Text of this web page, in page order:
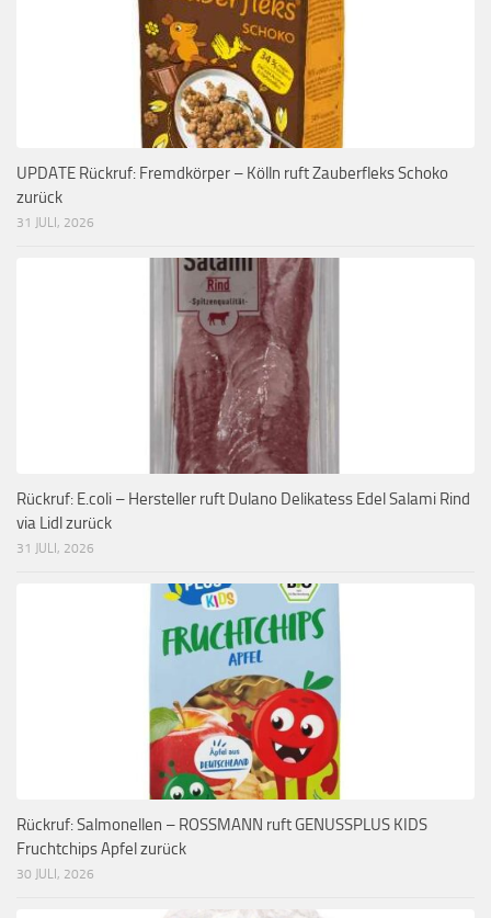
UPDATE Rückruf: Fremdkörper – Kölln ruft Zauberfleks Schoko
zurück
31 JULI, 2026
Rückruf: E.coli – Hersteller ruft Dulano Delikatess Edel Salami Rind
via Lidl zurück
31 JULI, 2026
Rückruf: Salmonellen – ROSSMANN ruft GENUSSPLUS KIDS
Fruchtchips Apfel zurück
30 JULI, 2026